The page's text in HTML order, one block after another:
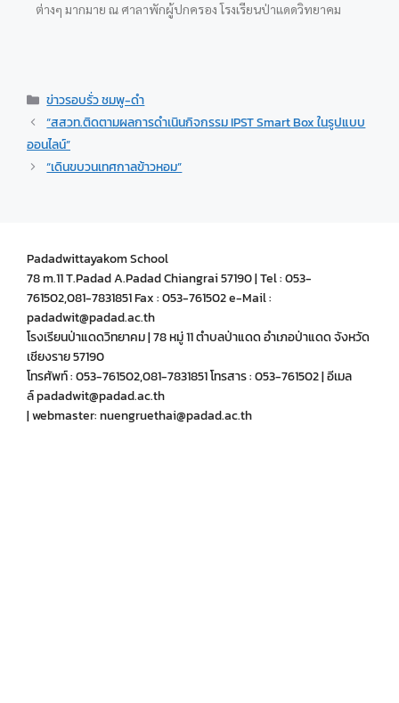
ต่างๆ มากมาย ณ ศาลาพักผู้ปกครอง โรงเรียนป่าแดดวิทยาคม
ข่าวรอบรั่ว ชมพู-ดำ
“สสวท.ติดตามผลการดำเนินกิจกรรม IPST Smart Box ในรูปแบบ
ออนไลน์”
“เดินขบวนเทศกาลข้าวหอม”
Padadwittayakom School
78 m.11 T.Padad A.Padad Chiangrai 57190 | Tel : 053-
761502,081-7831851 Fax : 053-761502 e-Mail :
padadwit@padad.ac.th
โรงเรียนป่าแดดวิทยาคม | 78 หมู่ 11 ตำบลป่าแดด อำเภอป่าแดด จังหวัด
เชียงราย 57190
โทรศัพท์ : 053-761502,081-7831851 โทรสาร : 053-761502 | อีเมล
ล์ padadwit@padad.ac.th
| webmaster: nuengruethai@padad.ac.th